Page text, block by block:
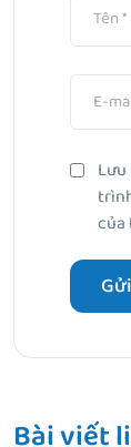
của
Bài viết